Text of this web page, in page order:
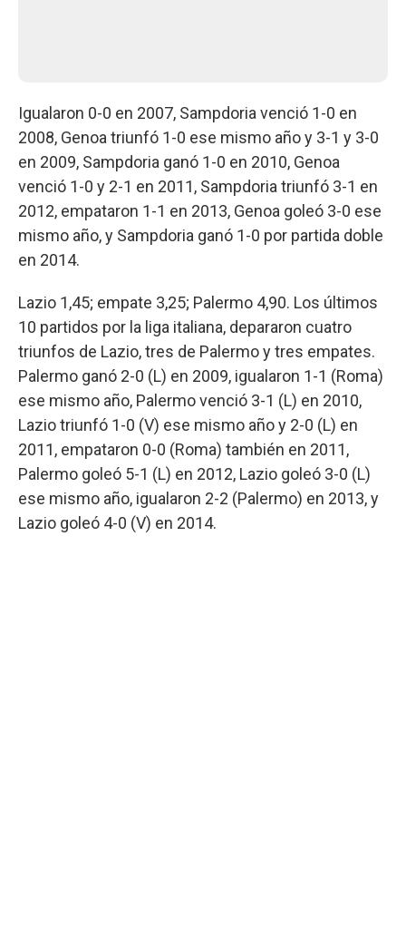
Igualaron 0-0 en 2007, Sampdoria venció 1-0 en
2008, Genoa triunfó 1-0 ese mismo año y 3-1 y 3-0
en 2009, Sampdoria ganó 1-0 en 2010, Genoa
venció 1-0 y 2-1 en 2011, Sampdoria triunfó 3-1 en
2012, empataron 1-1 en 2013, Genoa goleó 3-0 ese
mismo año, y Sampdoria ganó 1-0 por partida doble
en 2014.
Lazio 1,45; empate 3,25; Palermo 4,90. Los últimos
10 partidos por la liga italiana, depararon cuatro
triunfos de Lazio, tres de Palermo y tres empates.
Palermo ganó 2-0 (L) en 2009, igualaron 1-1 (Roma)
ese mismo año, Palermo venció 3-1 (L) en 2010,
Lazio triunfó 1-0 (V) ese mismo año y 2-0 (L) en
2011, empataron 0-0 (Roma) también en 2011,
Palermo goleó 5-1 (L) en 2012, Lazio goleó 3-0 (L)
ese mismo año, igualaron 2-2 (Palermo) en 2013, y
Lazio goleó 4-0 (V) en 2014.